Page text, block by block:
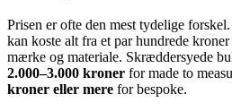
Prisen er ofte den mest tydelige
kan koste alt fra et par hundrede
mærke og materiale. Skræddersyede
2.000–3.000 kroner for made to
kroner eller mere for bespoke.